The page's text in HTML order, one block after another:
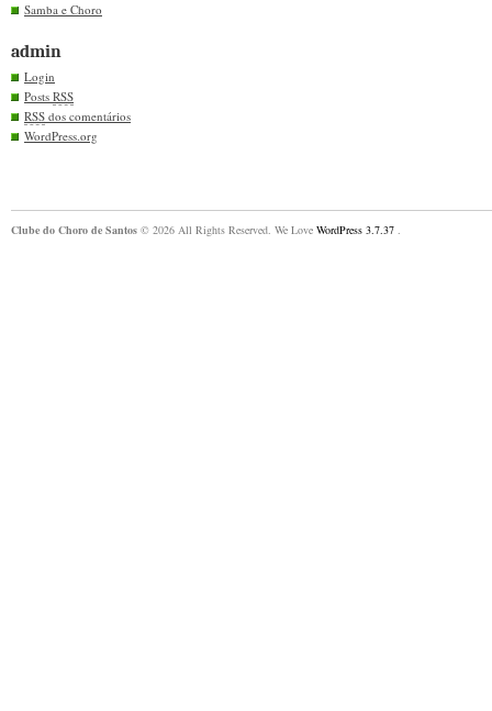
Samba e Choro
admin
Login
Posts RSS
RSS dos comentários
WordPress.org
Clube do Choro de Santos © 2026 All Rights Reserved. We Love WordPress 3.7.37 .